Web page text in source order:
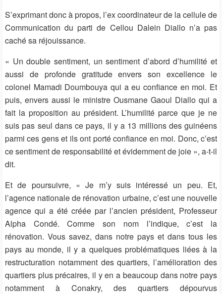
S’exprimant donc à propos, l’ex coordinateur de la cellule de
Communication du parti de Cellou Dalein Diallo n’a pas
caché sa réjouissance.
« Un double sentiment, un sentiment d’abord d’humilité et
aussi de profonde gratitude envers son excellence le
colonel Mamadi Doumbouya qui a eu confiance en moi. Et
puis, envers aussi le ministre Ousmane Gaoul Diallo qui a
fait la proposition au président. L’humilité parce que je ne
suis pas seul dans ce pays, il y a 13 millions des guinéens
parmi ces gens et ils ont porté confiance en moi. Donc, c’est
ce sentiment de responsabilité et évidemment de joie », a-t-il
dit.
Et de poursuivre, « Je m’y suis intéressé un peu. Et,
l’agence nationale de rénovation urbaine, c’est une nouvelle
agence qui a été créée par l’ancien président, Professeur
Alpha Condé. Comme son nom l’indique, c’est la
rénovation. Vous savez, dans notre pays et dans tous les
pays au monde, il y a quelques problématiques liées à la
restructuration notamment des quartiers, l’amélioration des
quartiers plus précaires, il y en a beaucoup dans notre pays
notamment à Conakry, des quartiers dépourvus